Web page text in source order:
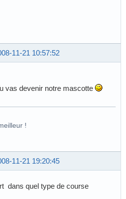
11-21 10:57:52
vas devenir notre mascotte
!
11-21 19:20:45
dans quel type de course